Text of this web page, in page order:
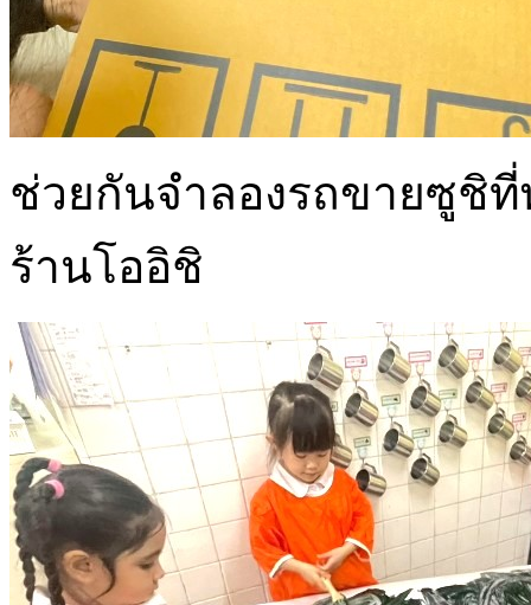
ช่วยกันจำลองรถขายซูชิ
ร้านโออิชิ